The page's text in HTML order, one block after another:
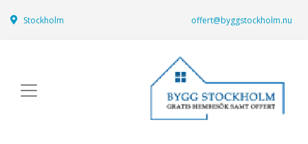
Stockholm offert@byggstockholm.nu